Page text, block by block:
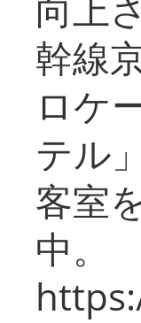
幹線
ロケ
テル
客室
中。